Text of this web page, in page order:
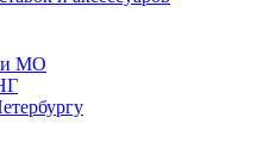
и МО